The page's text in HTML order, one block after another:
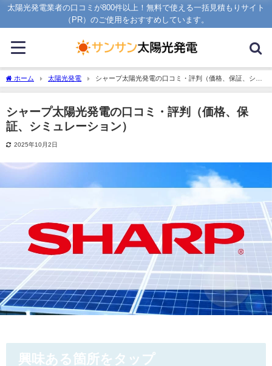
太陽光発電業者の口コミが800件以上！無料で使える一括見積もりサイト
（PR）のご使用をおすすめしています。
ホーム 太陽光発電
シャープ太陽光発電の口コミ・評判（価格、保証、シミ
ュレーション）
シャープ太陽光発電の口コミ・評判（価格、保
証、シミュレーション）
2025年10月2日
興味ある箇所をタップ